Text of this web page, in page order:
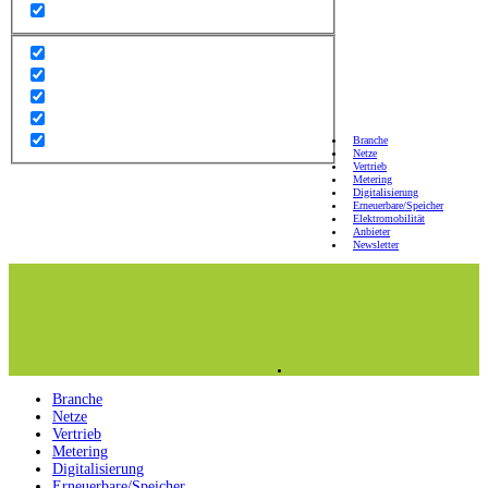
Branche
Netze
Vertrieb
Metering
Digitalisierung
Erneuerbare/Speicher
Elektromobilität
Anbieter
Newsletter
Branche
Netze
Vertrieb
Metering
Digitalisierung